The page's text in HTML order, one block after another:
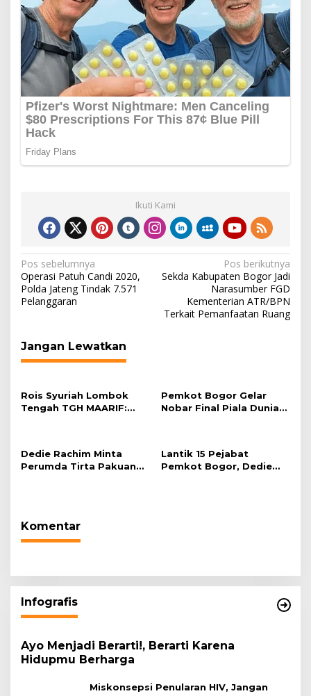
Ikuti Kami
Navigasi
pos
Pos sebelumnya
Operasi Patuh Candi 2020,
Polda Jateng Tindak 7.571
Pelanggaran
Pos berikutnya
Sekda Kabupaten Bogor Jadi
Narasumber FGD
Kementerian ATR/BPN
Terkait Pemanfaatan Ruang
Jangan Lewatkan
Rois Syuriah Lombok
Tengah TGH MAARIF:
Pemkot Bogor Gelar
Nobar Final Piala Dunia
Dedie Rachim Minta
Perumda Tirta Pakuan
Lantik 15 Pejabat
Pemkot Bogor, Dedie
Komentar
Infografis
Ayo Menjadi Berarti!, Berarti Karena
Hidupmu Berharga
Miskonsepsi Penularan HIV, Jangan